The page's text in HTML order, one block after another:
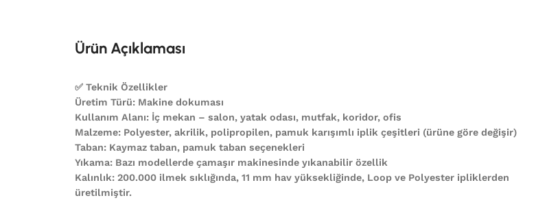
Ürün Açıklaması
✅ Teknik Özellikler
Üretim Türü: Makine dokuması
Kullanım Alanı: İç mekan – salon, yatak odası, mutfak, koridor, ofis
Malzeme: Polyester, akrilik, polipropilen, pamuk karışımlı iplik çeşitleri (ürüne göre değişir)
Taban: Kaymaz taban, pamuk taban seçenekleri
Yıkama: Bazı modellerde çamaşır makinesinde yıkanabilir özellik
Kalınlık: 200.000 ilmek sıklığında, 11 mm hav yüksekliğinde, Loop ve Polyester ipliklerden
üretilmiştir.